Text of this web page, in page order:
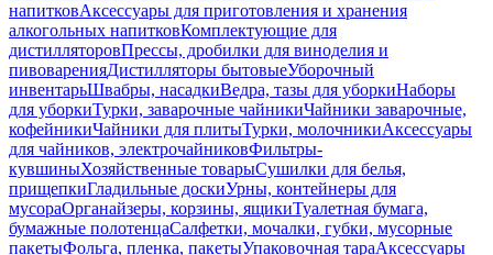
напитковАксессуары для приготовления и хранения
алкогольных напитковКомплектующие для
дистилляторовПрессы, дробилки для виноделия и
пивоваренияДистилляторы бытовыеУборочный
инвентарьШвабры, насадкиВедра, тазы для уборкиНаборы
для уборкиТурки, заварочные чайникиЧайники заварочные,
кофейникиЧайники для плитыТурки, молочникиАксессуары
для чайников, электрочайниковФильтры-
кувшиныХозяйственные товарыСушилки для белья,
прищепкиГладильные доскиУрны, контейнеры для
мусораОрганайзеры, корзины, ящикиТуалетная бумага,
бумажные полотенцаСалфетки, мочалки, губки, мусорные
пакетыФольга, пленка, пакетыУпаковочная тараАксессуары